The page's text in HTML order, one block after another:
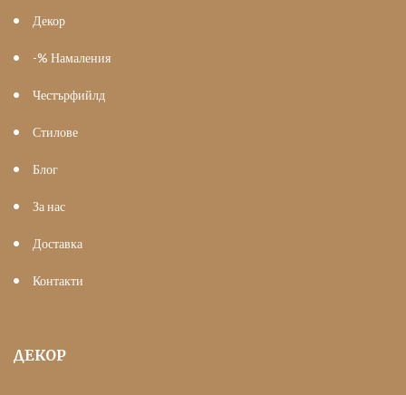
Декор
-% Намаления
Честърфийлд
Стилове
Блог
За нас
Доставка
Контакти
ДЕКОР